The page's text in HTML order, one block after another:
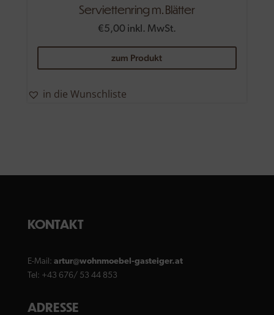
Serviettenring m. Blätter
€5,00 inkl. MwSt.
zum Produkt
in die Wunschliste
KONTAKT
E-Mail: artur@wohnmoebel-gasteiger.at
Tel: +43 676/ 53 44 853
ADRESSE